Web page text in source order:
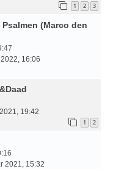
1 2 3
(Marco den
16:06
19:42
1 2
2021, 15:32